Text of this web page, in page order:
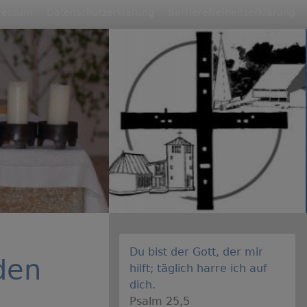
Du bist der Gott, der mir
hilft; täglich harre ich auf
dich.
Psalm 25,5